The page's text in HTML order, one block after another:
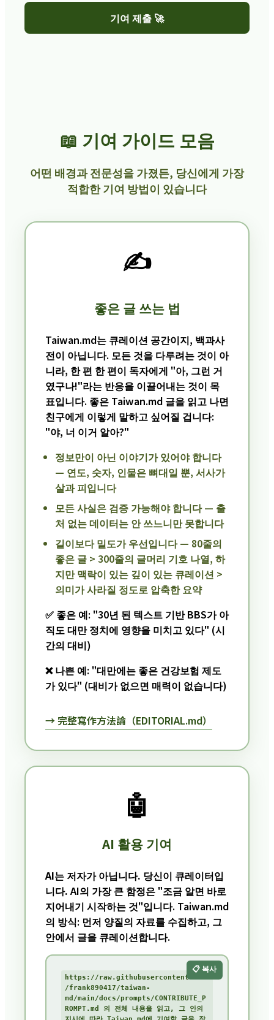
기여 제출 🚀
📖 기여 가이드 모음
어떤 배경과 전문성을 가졌든, 당신에게 가장
적합한 기여 방법이 있습니다
✍️
좋은 글 쓰는 법
Taiwan.md는 큐레이션 공간이지, 백과사
전이 아닙니다. 모든 것을 다루려는 것이 아
니라, 한 편 한 편이 독자에게 "아, 그런 거
였구나!"라는 반응을 이끌어내는 것이 목
표입니다. 좋은 Taiwan.md 글을 읽고 나면
친구에게 이렇게 말하고 싶어질 겁니다:
"야, 너 이거 알아?"
정보만이 아닌 이야기가 있어야 합니다
— 연도, 숫자, 인물은 뼈대일 뿐, 서사가
살과 피입니다
모든 사실은 검증 가능해야 합니다— 출
처 없는 데이터는 안 쓰느니만 못합니다
길이보다 밀도가 우선입니다— 80줄의
좋은 글 > 300줄의 글머리 기호 나열, 하
지만 맥락이 있는 깊이 있는 큐레이션 >
의미가 사라질 정도로 압축한 요약
✅ 좋은 예: "30년 된 텍스트 기반 BBS가 아
직도 대만 정치에 영향을 미치고 있다" (시
간의 대비)
❌ 나쁜 예: "대만에는 좋은 건강보험 제도
가 있다" (대비가 없으면 매력이 없습니다)
→ 完整寫作方法論（EDITORIAL.md）
🤖
AI 활용 기여
AI는 저자가 아닙니다. 당신이 큐레이터입
니다.AI의 가장 큰 함정은 "조금 알면 바로
지어내기 시작하는 것"입니다. Taiwan.md
의 방식: 먼저 양질의 자료를 수집하고, 그
안에서 글을 큐레이션합니다.
https://raw.githubusercontent.com
/frank890417/taiwan-
md/main/docs/prompts/CONTRIBUTE_P
ROMPT.md 의 전체 내용을 읽고, 그 안의
📋 복사